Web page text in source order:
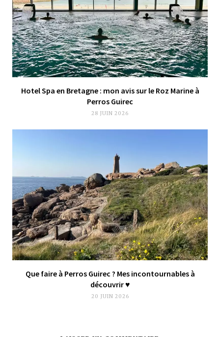
Hotel Spa en Bretagne : mon avis sur le Roz Marine à
Perros Guirec
28 JUIN 2026
Que faire à Perros Guirec ? Mes incontournables à
découvrir ♥︎
20 JUIN 2026